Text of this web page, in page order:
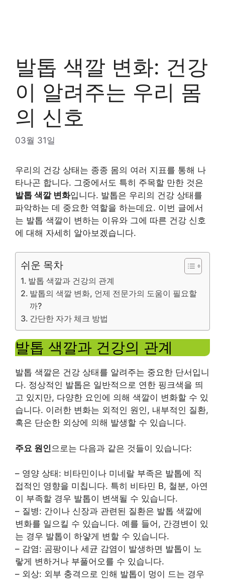
발톱 색깔 변화: 건강
이 알려주는 우리 몸
의 신호
03월 31일
우리의 건강 상태는 종종 몸의 여러 지표를 통해 나
타나곤 합니다. 그중에서도 특히 주목할 만한 것은
발톱 색깔 변화입니다. 발톱은 우리의 건강 상태를
파악하는 데 중요한 역할을 하는데요. 이번 글에서
는 발톱 색깔이 변하는 이유와 그에 따른 건강 신호
에 대해 자세히 알아보겠습니다.
쉬운 목차
발톱 색깔과 건강의 관계
발톱의 색깔 변화, 언제 전문가의 도움이 필요할
까?
간단한 자가 체크 방법
발톱 색깔과 건강의 관계
발톱 색깔은 건강 상태를 알려주는 중요한 단서입니
다. 정상적인 발톱은 일반적으로 연한 핑크색을 띄
고 있지만, 다양한 요인에 의해 색깔이 변화할 수 있
습니다. 이러한 변화는 외적인 원인, 내부적인 질환,
혹은 단순한 외상에 의해 발생할 수 있습니다.
주요 원인 으로는 다음과 같은 것들이 있습니다:
– 영양 상태: 비타민이나 미네랄 부족은 발톱에 직
접적인 영향을 미칩니다. 특히 비타민 B, 철분, 아연
이 부족할 경우 발톱이 변색될 수 있습니다.
– 질병: 간이나 신장과 관련된 질환은 발톱 색깔에
변화를 일으킬 수 있습니다. 예를 들어, 간경변이 있
는 경우 발톱이 하얗게 변할 수 있습니다.
– 감염: 곰팡이나 세균 감염이 발생하면 발톱이 노
랗게 변하거나 부풀어오를 수 있습니다.
– 외상: 외부 충격으로 인해 발톱이 멍이 드는 경우